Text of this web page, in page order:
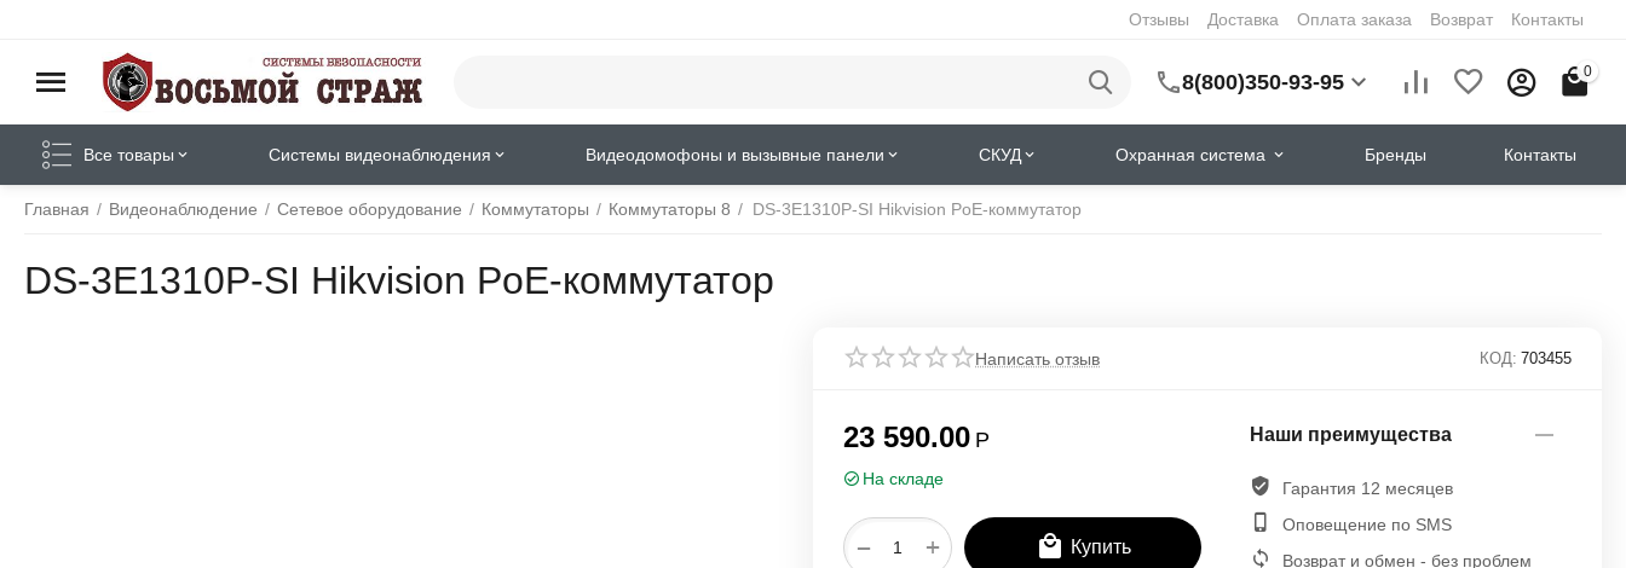
Отзывы Доставка Оплата заказа Возврат Контакты
8(800)350-93-95 0
Все товары Системы видеонаблюдения Видеодомофоны и вызывные панели СКУД Охранная система Бренды Контакты
Главная / Видеонаблюдение / Сетевое оборудование / Коммутаторы / Коммутаторы 8 / DS-3E1310P-SI Hikvision PoE-коммутатор
DS-3E1310P-SI Hikvision PoE-коммутатор
Написать отзыв КОД: 703455
23 590.00 Р
На складе
+
− Купить
Наши преимущества
Гарантия 12 месяцев
Оповещение по SMS
Возврат и обмен - без проблем